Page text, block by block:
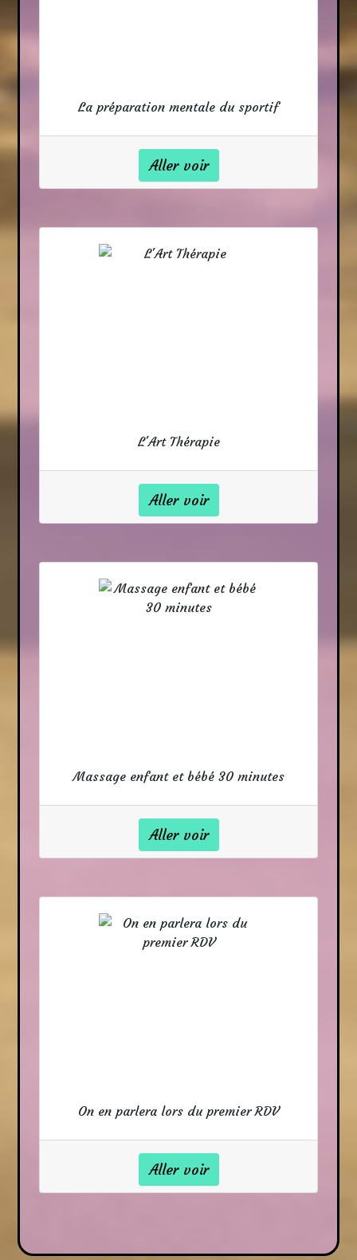
La préparation mentale du sportif
Aller voir
L'Art Thérapie
Aller voir
Massage enfant et bébé 30 minutes
Aller voir
On en parlera lors du premier RDV
Aller voir